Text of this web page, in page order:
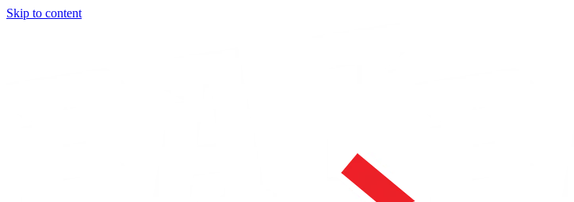
Skip to content